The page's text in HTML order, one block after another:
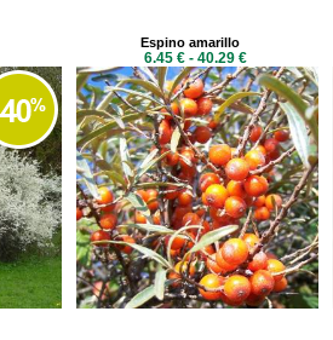
Espino amarillo
6.45 € - 40.29 €